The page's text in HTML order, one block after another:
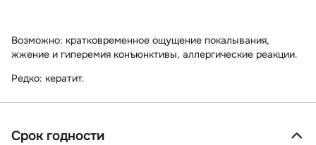
Возможно: кратковременное ощущение покалывания,
жжение и гиперемия конъюнктивы, аллергические реакции.
Редко: кератит.
Срок годности